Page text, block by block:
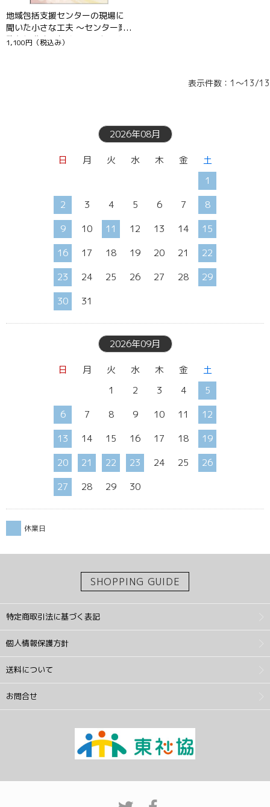
地域包括支援センターの現場に
聞いた小さな工夫 ～センター業
務を促進するためのリスクマネ
1,100円 （税込み）
表示件数：1～13/13
2026年08月
日 月 火 水 木 金
土
1
2
3 4 5 6 7
8
9
10 11 12 13 14
15
16
17 18 19 20 21
22
23
24 25 26 27 28
29
30
31
2026年09月
日 月 火 水 木 金
土
1
2 3 4
5
6
7 8 9 10 11
12
13
14 15 16 17 18
19
20
21 22 23 24 25
26
27
28 29 30
休業日
SHOPPING GUIDE
特定商取引法に基づく表記
個人情報保護方針
送料について
お問合せ